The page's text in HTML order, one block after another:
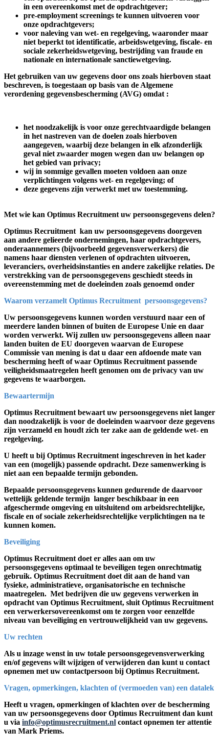
in een overeenkomst met de opdrachtgever;
pre-employment screenings te kunnen uitvoeren voor
onze opdrachtgevers;
voor naleving van wet- en regelgeving, waaronder maar
niet beperkt tot identificatie, arbeidswetgeving, fiscale- en
sociale zekerheidswetgeving, bestrijding van fraude en
nationale en internationale sanctiewetgeving.
Het gebruiken van uw gegevens door ons zoals hierboven staat
beschreven, is toegestaan op basis van de Algemene
verordening gegevensbescherming (AVG) omdat :
het noodzakelijk is voor onze gerechtvaardigde belangen
in het nastreven van de doelen zoals hierboven
aangegeven, waarbij deze belangen in elk afzonderlijk
geval niet zwaarder mogen wegen dan uw belangen op
het gebied van privacy;
wij in sommige gevallen moeten voldoen aan onze
verplichtingen volgens wet- en regelgeving; of
deze gegevens zijn verwerkt met uw toestemming.
Met wie kan Optimus Recruitment uw persoonsgegevens delen?
Optimus Recruitment kan uw persoonsgegevens doorgeven
aan andere gelieerde ondernemingen, haar opdrachtgevers,
onderaannemers (bijvoorbeeld gegevensverwerkers) die
namens haar diensten verlenen of opdrachten uitvoeren,
leveranciers, overheidsinstanties en andere zakelijke relaties. De
verstrekking van de persoonsgegevens geschiedt steeds in
overeenstemming met de doeleinden zoals genoemd onder
Waarom verzamelt Optimus Recruitment persoonsgegevens?
Uw persoonsgegevens kunnen worden verstuurd naar een of
meerdere landen binnen of buiten de Europese Unie en daar
worden verwerkt. Wij zullen uw persoonsgegevens alleen naar
landen buiten de EU doorgeven waarvan de Europese
Commissie van mening is dat u daar een afdoende mate van
bescherming heeft of waar Optimus Recruitment passende
veiligheidsmaatregelen heeft genomen om de privacy van uw
gegevens te waarborgen.
Bewaartermijn
Optimus Recruitment bewaart uw persoonsgegevens niet langer
dan noodzakelijk is voor de doeleinden waarvoor deze gegevens
zijn verzameld en houdt zich ter zake aan de geldende wet- en
regelgeving.
U heeft u bij Optimus Recruitment ingeschreven in het kader
van een (mogelijk) passende opdracht. Deze samenwerking is
niet aan een bepaalde termijn gebonden.
Bepaalde persoonsgegevens kunnen gedurende de daarvoor
wettelijk geldende termijn langer beschikbaar in een
afgeschermde omgeving en uitsluitend om arbeidsrechtelijke,
fiscale en of sociale zekerheidsrechtelijke verplichtingen na te
kunnen komen.
Beveiliging
Optimus Recruitment doet er alles aan om uw
persoonsgegevens optimaal te beveiligen tegen onrechtmatig
gebruik. Optimus Recruitment doet dit aan de hand van
fysieke, administratieve, organisatorische en technische
maatregelen. Met bedrijven die uw gegevens verwerken in
opdracht van Optimus Recruitment, sluit Optimus Recruitment
een verwerkersovereenkomst om te zorgen voor eenzelfde
niveau van beveiliging en vertrouwelijkheid van uw gegevens.
Uw rechten
Als u inzage wenst in uw totale persoonsgegevensverwerking
en/of gegevens wilt wijzigen of verwijderen dan kunt u contact
opnemen met uw contactpersoon bij Optimus Recruitment.
Vragen, opmerkingen, klachten of (vermoeden van) een datalek
Heeft u vragen, opmerkingen of klachten over de bescherming
van uw persoonsgegevens door Optimus Recruitment dan kunt
u via info@optimusrecruitment.nl contact opnemen ter attentie
van Mark Priems.